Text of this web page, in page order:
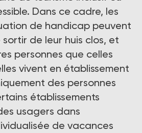
Dans ce cadre, les
de handicap peuvent
de leur huis clos, et
personnes que celles
vivent en établissement
des personnes
établissements
usagers dans
de vacances